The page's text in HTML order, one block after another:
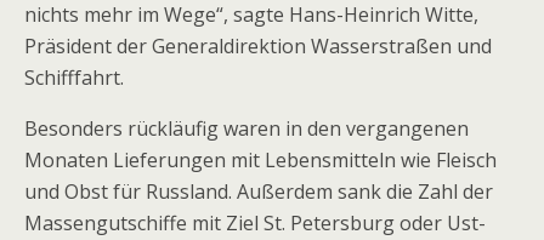
nichts mehr im Wege“, sagte Hans-Heinrich Witte,
Präsident der Generaldirektion Wasserstraßen und
Schifffahrt.
Besonders rückläufig waren in den vergangenen
Monaten Lieferungen mit Lebensmitteln wie Fleisch
und Obst für Russland. Außerdem sank die Zahl der
Massengutschiffe mit Ziel St. Petersburg oder Ust-